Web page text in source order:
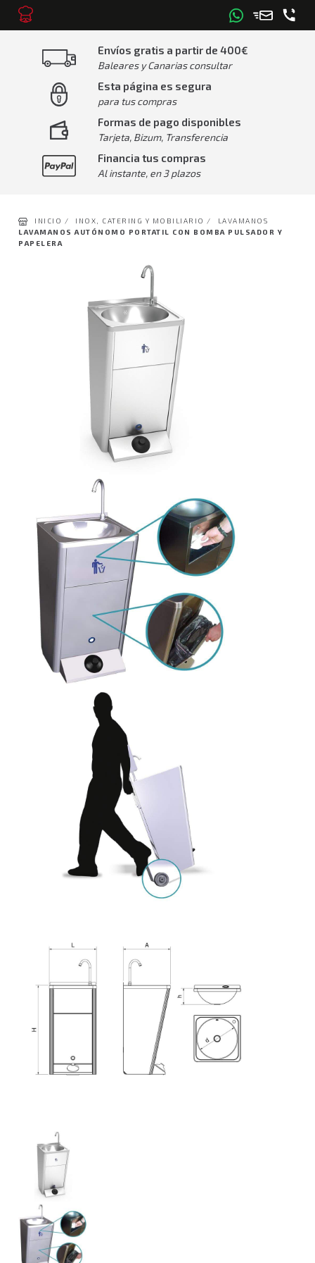
Envíos gratis a partir de 400€
Baleares y Canarias consultar
Esta página es segura
para tus compras
Formas de pago disponibles
Tarjeta, Bizum, Transferencia
Financia tus compras
Al instante, en 3 plazos
INICIO / INOX, CATERING Y MOBILIARIO /
LAVAMANOS
LAVAMANOS AUTÓNOMO PORTATIL CON BOMBA PULSADOR Y
PAPELERA